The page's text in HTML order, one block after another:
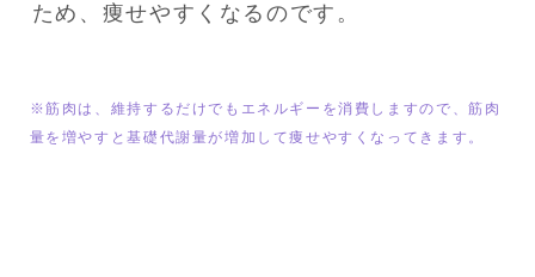
ため、痩せやすくなるのです。
※筋肉は、維持するだけでもエネルギーを消費しますので、筋肉
量を増やすと基礎代謝量が増加して痩せやすくなってきます。